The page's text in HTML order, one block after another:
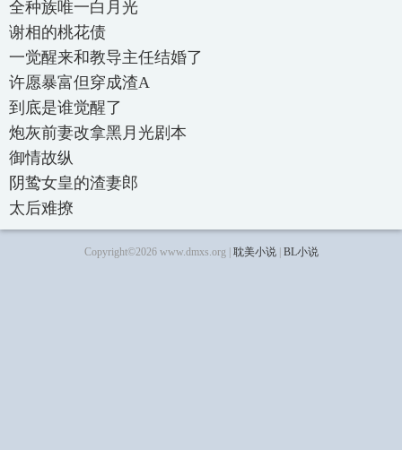
全种族唯一白月光
谢相的桃花债
一觉醒来和教导主任结婚了
许愿暴富但穿成渣A
到底是谁觉醒了
炮灰前妻改拿黑月光剧本
御情故纵
阴鸷女皇的渣妻郎
太后难撩
Copyright©2026 www.dmxs.org | 耽美小说| BL小说